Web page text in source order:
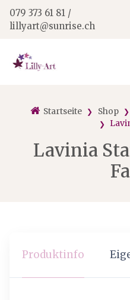
079 373 61 81 /
lillyart@sunrise.ch
Startseite Shop
Lavinia
Produktinfo